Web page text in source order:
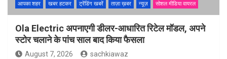
आपका शहर खबर हटकर ट्रेंडिंग खबरें ताज़ा ख़बर न्यूज़ सोशल मीडिया वायरल
Ola Electric अपनाएगी डीलर-आधारित रिटेल मॉडल, अपने
स्टोर चलाने के पांच साल बाद किया फैसला
August 7, 2026 sachkiawaz